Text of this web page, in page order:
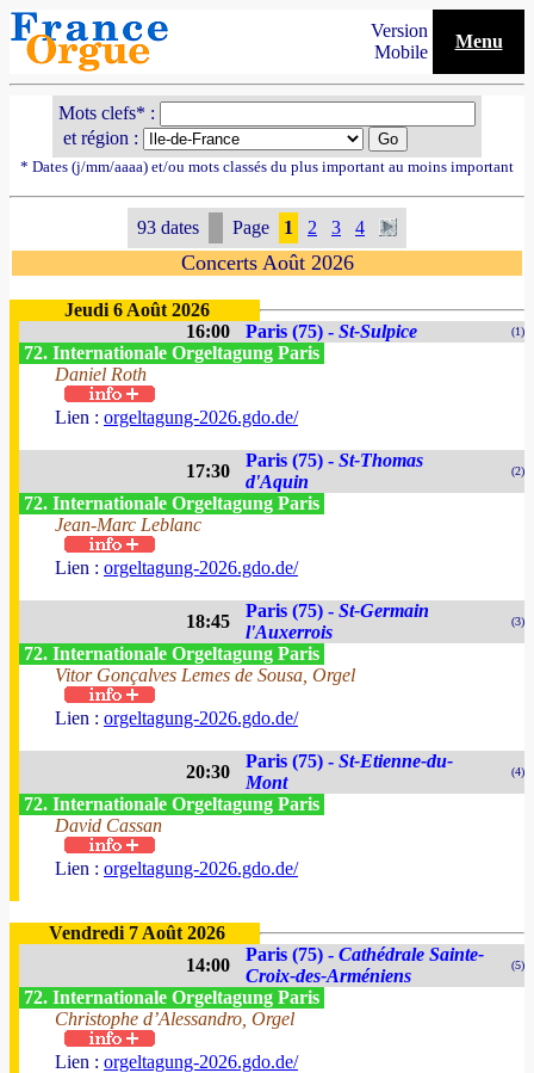
Version
Mobile
Menu
Mots clefs* :
et région :
* Dates (j/mm/aaaa) et/ou mots classés du plus important au moins important
93 dates Page 1 2 3 4
Concerts Août 2026
Jeudi 6 Août 2026
16:00
Paris (75) - St-Sulpice (1)
72. Internationale Orgeltagung Paris
Daniel Roth
Lien : orgeltagung-2026.gdo.de/
17:30
Paris (75) - St-Thomas
d'Aquin
(2)
72. Internationale Orgeltagung Paris
Jean-Marc Leblanc
Lien : orgeltagung-2026.gdo.de/
18:45
Paris (75) - St-Germain
l'Auxerrois
(3)
72. Internationale Orgeltagung Paris
Vitor Gonçalves Lemes de Sousa, Orgel
Lien : orgeltagung-2026.gdo.de/
20:30
Paris (75) - St-Etienne-du-
Mont
(4)
72. Internationale Orgeltagung Paris
David Cassan
Lien : orgeltagung-2026.gdo.de/
Vendredi 7 Août 2026
14:00
Paris (75) - Cathédrale Sainte-
Croix-des-Arméniens
(5)
72. Internationale Orgeltagung Paris
Christophe d’Alessandro, Orgel
Lien : orgeltagung-2026.gdo.de/